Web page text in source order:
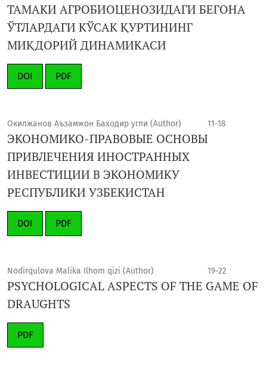
ТАМАКИ АГРОБИОЦЕНОЗИДАГИ БЕГОНА
ЎТЛАРДАГИ КЎСАК ҚУРТИНИНГ
МИҚДОРИЙ ДИНАМИКАСИ
DOI PDF
Окилжанов Аъзамжон Баходир угли (Author) 11-18
ЭКОНОМИКО-ПРАВОВЫЕ ОСНОВЫ
ПРИВЛЕЧЕНИЯ ИНОСТРАННЫХ
ИНВЕСТИЦИИ В ЭКОНОМИКУ
РЕСПУБЛИКИ УЗБЕКИСТАН
DOI PDF
Nodirqulova Malika Ilhom qizi (Author) 19-22
PSYCHOLOGICAL ASPECTS OF THE GAME OF
DRAUGHTS
PDF